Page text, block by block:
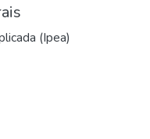
(Ipea)